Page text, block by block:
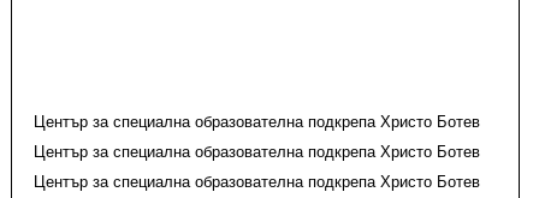
Център за специална образователна подкрепа Христо Ботев
Център за специална образователна подкрепа Христо Ботев
Център за специална образователна подкрепа Христо Ботев